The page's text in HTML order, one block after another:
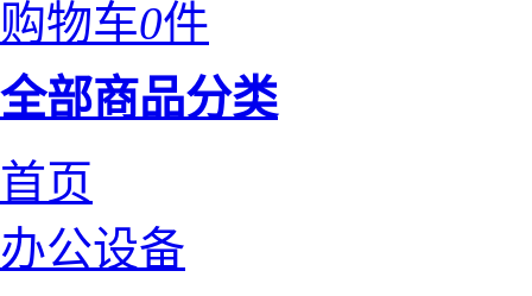
购物车0件
全部商品分类
首页
办公设备